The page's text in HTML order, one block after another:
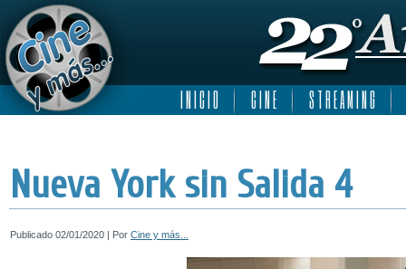
I N I C I O C I N E S T R E A M I N G
Nueva York sin Salida 4
Publicado 02/01/2020 | Por Cine y más...